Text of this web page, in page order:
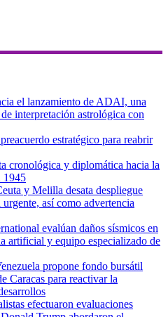
el lanzamiento de ADAI, una
interpretación astrológica con
estratégico para reabrir
cronológica y diplomática hacia la
1945
y Melilla desata despliegue
así como advertencia
evalúan daños sísmicos en
artificial y equipo especializado de
propone fondo bursátil
Caracas para reactivar la
efectuaron evaluaciones